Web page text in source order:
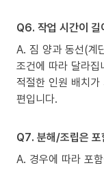
Q6. 작업 시간이 길
A. 짐 양과 동선(계
조건에 따라 달라집
적절한 인원 배치
편입니다.
Q7. 분해/조립은 포
A. 경우에 따라 포